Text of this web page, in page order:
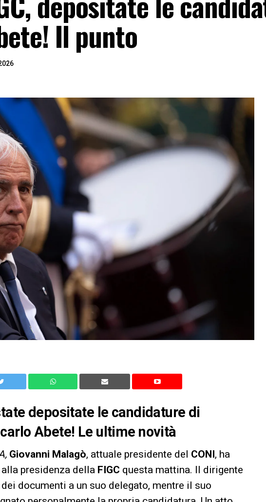
Il punto
depositate le candidature di
Abete! Le ultime novità
Giovanni Malagò, attuale presidente del CONI , ha
presidenza della FIGC questa mattina. Il dirigente
documenti a un suo delegato, mentre il suo